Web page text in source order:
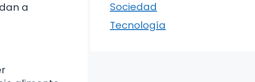
a
Sociedad
Tecnología